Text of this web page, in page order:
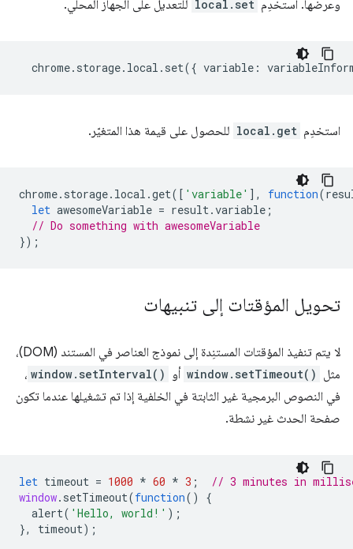
وعرضها. استخدِم local.set للتعديل على الجهاز المحلي.
chrome. storage. local . set({ variable :
استخدِم local.get للحصول على قيمة هذا المتغيّر.
chrome. storage. local .get([ 'variable' ], function(
let awesomeVariable = result.variable ;
// Do something with awesomeVariable
});
تحويل المؤقتات إلى تنبيهات
لا يتم تنفيذ المؤقتات المستنِدة إلى نموذج العناصر في المستند (DOM)،
مثل window.setTimeout() أو window.setInterval() ،
في النصوص البرمجية غير الثابتة في الخلفية إذا تم تشغيلها عندما تكون
صفحة الحدث غير نشطة.
let timeout = 1000 * 60 * 3 ;
// 3 minutes in
window. setTimeout(function()
{
alert( 'Hello, world!' );
},
timeout);